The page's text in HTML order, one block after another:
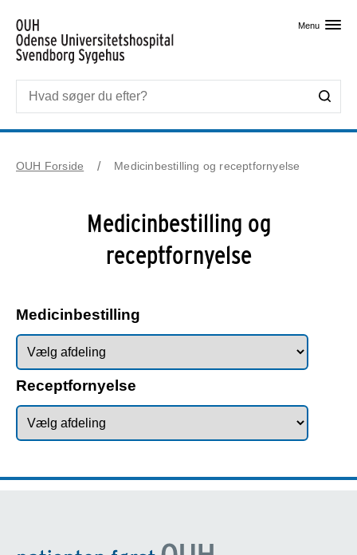
Menu
OUH Forside Medicinbestilling og receptfornyelse
Medicinbestilling og
receptfornyelse
Medicinbestilling
Receptfornyelse